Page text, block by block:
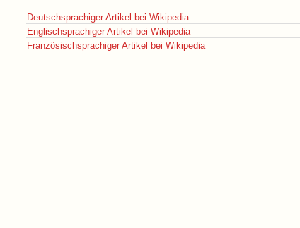
Deutschsprachiger Artikel bei Wikipedia
Englischsprachiger Artikel bei Wikipedia
Französischsprachiger Artikel bei Wikipedia